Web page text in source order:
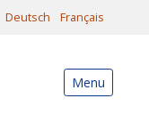
Deutsch Français
Menu